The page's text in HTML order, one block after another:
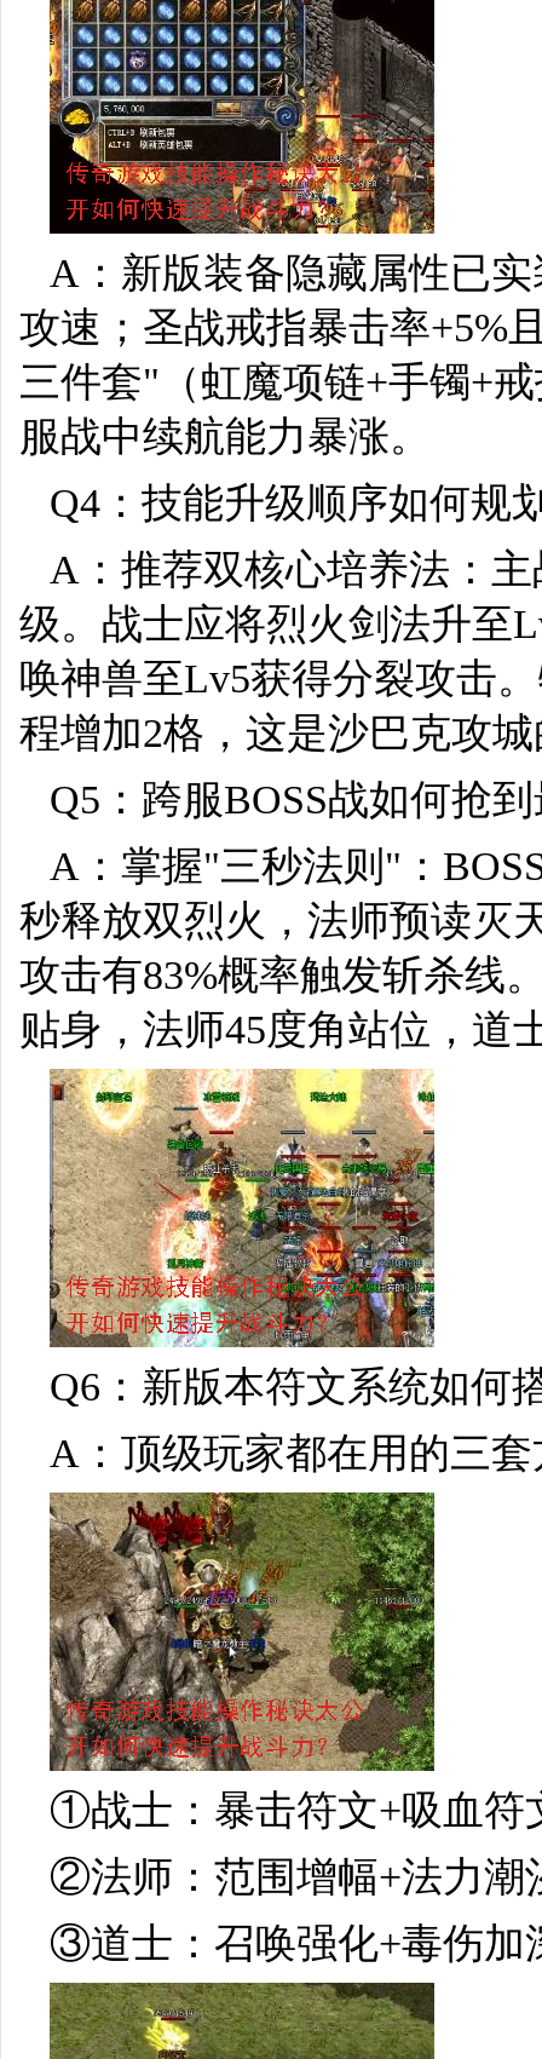
A：新版装备隐藏属性已
攻速；圣战戒指暴击率+5%
三件套"（虹魔项链+手镯+
服战中续航能力暴涨。
Q4：技能升级顺序如何规
A：推荐双核心培养法：
级。战士应将烈火剑法升至
唤神兽至Lv5获得分裂攻击
程增加2格，这是沙巴克攻
Q5：跨服BOSS战如何抢
A：掌握"三秒法则"：
秒释放双烈火，法师预读灭
攻击有83%概率触发斩杀线
贴身，法师45度角站位，道
Q6：新版本符文系统如何
A：顶级玩家都在用的三
①战士：暴击符文+吸血符
②法师：范围增幅+法力潮
③道士：召唤强化+毒伤加